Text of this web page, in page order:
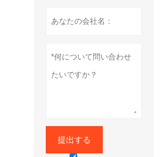
提出する